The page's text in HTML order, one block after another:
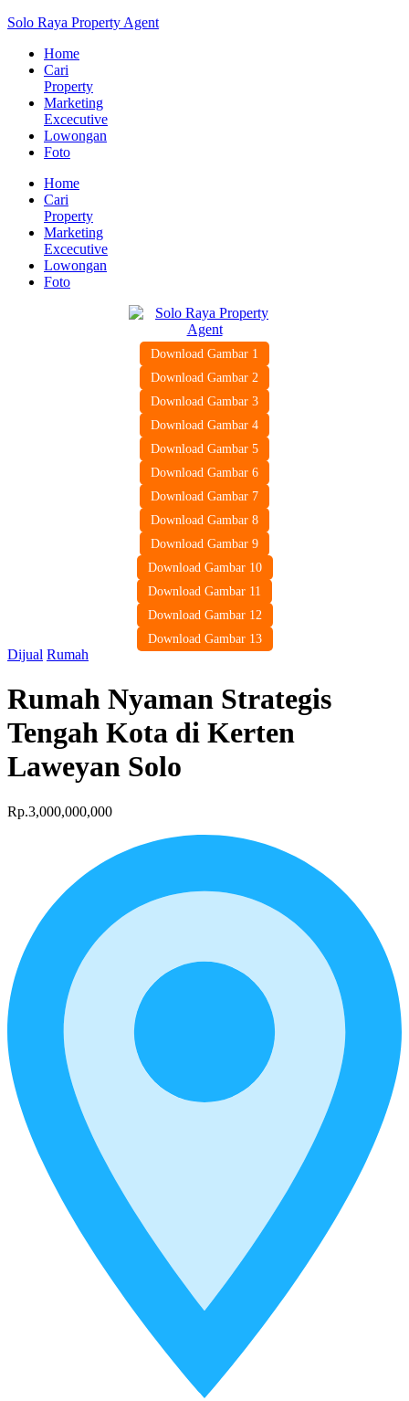
Solo Raya Property Agent
Home
Cari
Property
Marketing
Excecutive
Lowongan
Foto
Home
Cari
Property
Marketing
Excecutive
Lowongan
Foto
Download Gambar 1
Download Gambar 2
Download Gambar 3
Download Gambar 4
Download Gambar 5
Download Gambar 6
Download Gambar 7
Download Gambar 8
Download Gambar 9
Download Gambar 10
Download Gambar 11
Download Gambar 12
Download Gambar 13
Dijual Rumah
Rumah Nyaman Strategis
Tengah Kota di Kerten
Laweyan Solo
Rp.3,000,000,000